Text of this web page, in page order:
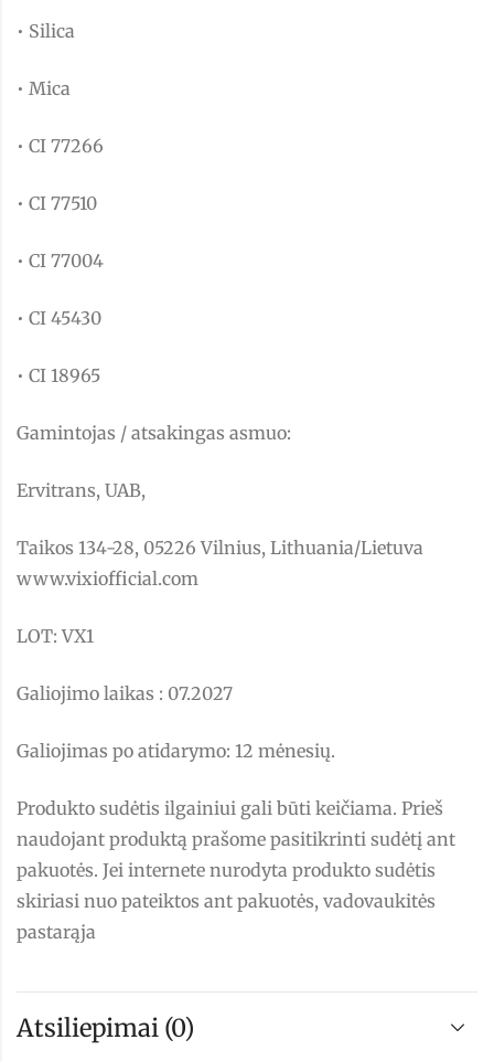
• Silica
• Mica
• CI 77266
• CI 77510
• CI 77004
• CI 45430
• CI 18965
Gamintojas / atsakingas asmuo:
Ervitrans, UAB,
Taikos 134-28, 05226 Vilnius, Lithuania/Lietuva
www.vixiofficial.com
LOT: VX1
Galiojimo laikas : 07.2027
Galiojimas po atidarymo: 12 mėnesių.
Produkto sudėtis ilgainiui gali būti keičiama. Prieš
naudojant produktą prašome pasitikrinti sudėtį ant
pakuotės. Jei internete nurodyta produkto sudėtis
skiriasi nuo pateiktos ant pakuotės, vadovaukitės
pastarąja
Atsiliepimai (0)